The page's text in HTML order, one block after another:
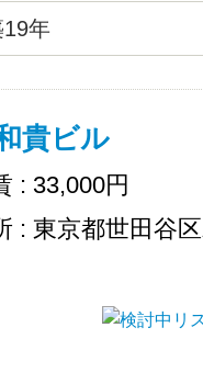
ム、クローゼット
ー、宅配ロッカー
ごみ置き場、ネッ
年
貴ビル
: 33,000円
: 東京都世田谷